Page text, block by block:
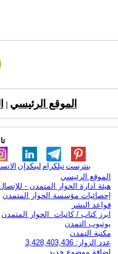
الموقع الرئيسي
لينكدإن تيلكرامبنترست
الموقع الرئيسي
هيئة ادارة الحوار المتمدن - للإتصال
إحصائيات مؤسسة الحوار المتمدن
قواعد النشر
ابرز كتاب / كاتبات الحوار المتمدن
يوتيوب التمدن
مكتبة التمدن
عدد الزوار: 3,428,403,436
اضافة موضوع جديد